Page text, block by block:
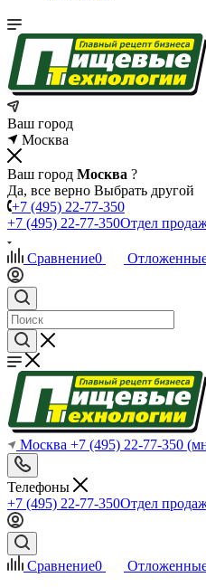
Ваш город
Москва
Ваш город Москва ?
Да, все верно Выбрать другой
+7 (495) 22-77-350
+7 (495) 22-77-350Отдел
Сравнение0
Москва +7 (495) 22-77-350
Телефоны
+7 (495) 22-77-350Отдел
Сравнение0